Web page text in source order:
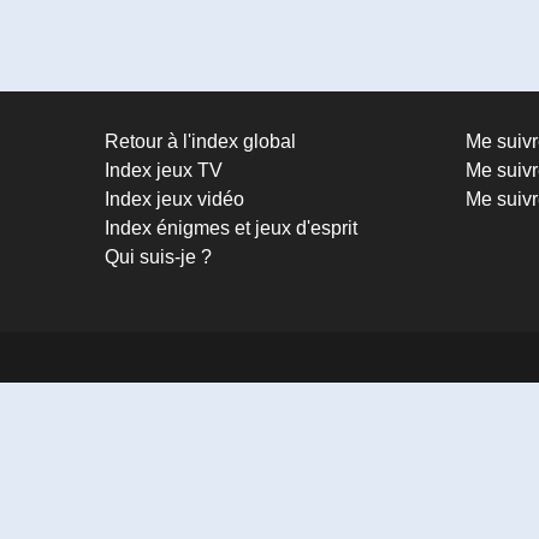
Retour à l'index global
Index jeux TV
Index jeux vidéo
Index énigmes et jeux d'esprit
Qui suis-je ?
Me
Me
Me